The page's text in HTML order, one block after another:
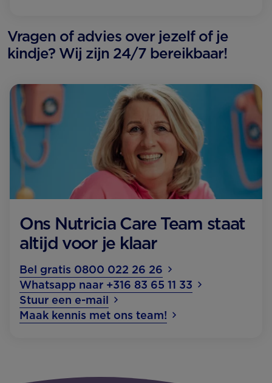
Vragen of advies over jezelf of je
kindje? Wij zijn 24/7 bereikbaar!
Ons Nutricia Care Team staat
altijd voor je klaar
Bel gratis 0800 022 26 26
Whatsapp naar +316 83 65 11 33
Stuur een e-mail
Maak kennis met ons team!